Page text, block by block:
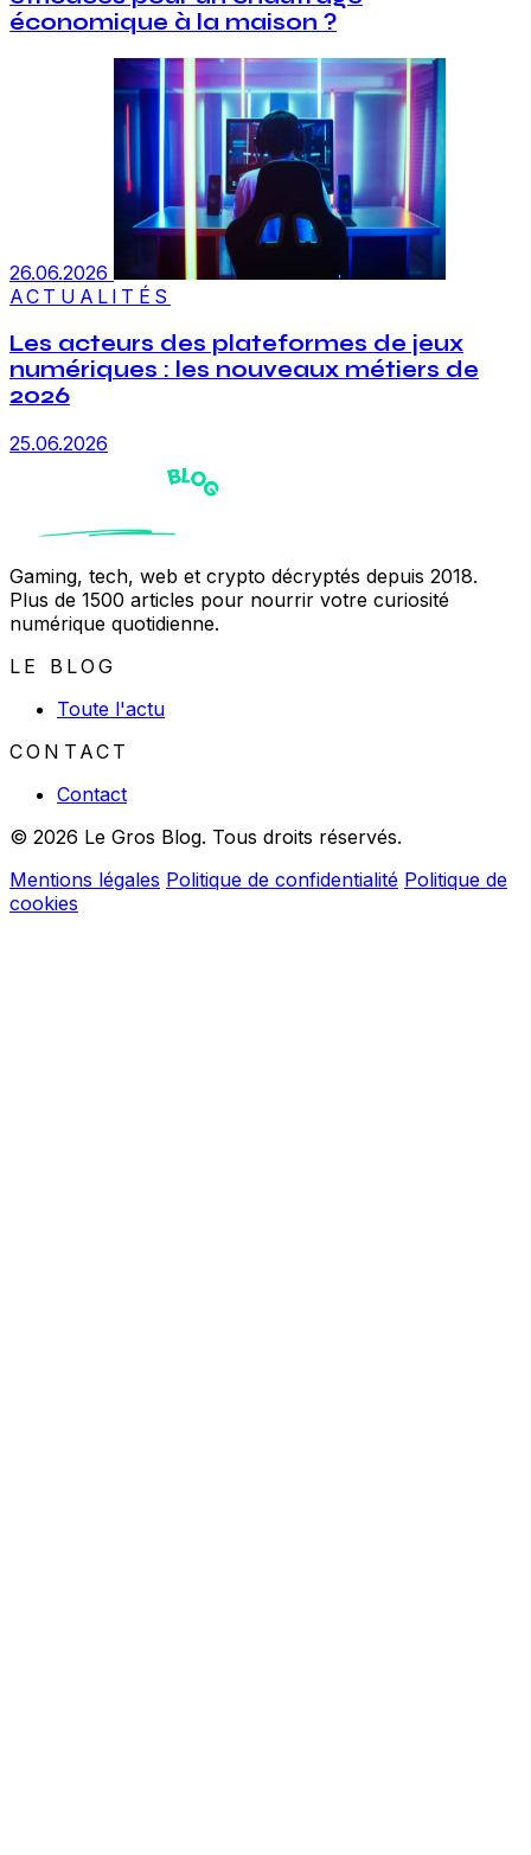
économique à la maison ?
26.06.2026
ACTUALITÉS
Les acteurs des plateformes de jeux
numériques : les nouveaux métiers de
2026
25.06.2026
Gaming, tech, web et crypto décryptés depuis 2018.
Plus de 1500 articles pour nourrir votre curiosité
numérique quotidienne.
LE BLOG
Toute l'actu
CONTACT
Contact
© 2026 Le Gros Blog. Tous droits réservés.
Mentions légales Politique de confidentialité Politique de
cookies